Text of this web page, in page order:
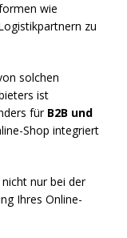
wie
zu
solchen
ist
für B2B und
Shop integriert
nur bei der
Ihres Online-